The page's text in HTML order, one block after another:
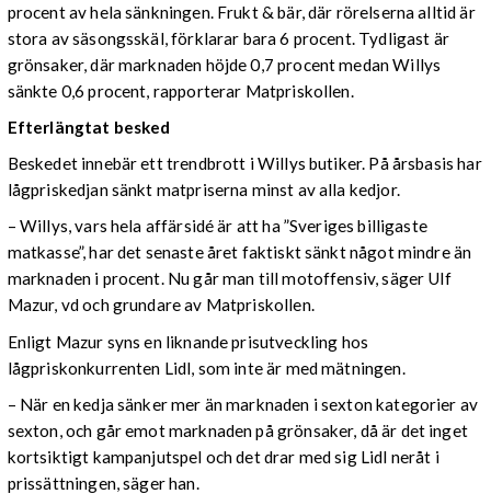
procent av hela sänkningen. Frukt & bär, där rörelserna alltid är
stora av säsongsskäl, förklarar bara 6 procent. Tydligast är
grönsaker, där marknaden höjde 0,7 procent medan Willys
sänkte 0,6 procent, rapporterar Matpriskollen.
Efterlängtat besked
Beskedet innebär ett trendbrott i Willys butiker. På årsbasis har
lågpriskedjan sänkt matpriserna minst av alla kedjor.
– Willys, vars hela affärsidé är att ha ”Sveriges billigaste
matkasse”, har det senaste året faktiskt sänkt något mindre än
marknaden i procent. Nu går man till motoffensiv, säger Ulf
Mazur, vd och grundare av Matpriskollen.
Enligt Mazur syns en liknande prisutveckling hos
lågpriskonkurrenten Lidl, som inte är med mätningen.
– När en kedja sänker mer än marknaden i sexton kategorier av
sexton, och går emot marknaden på grönsaker, då är det inget
kortsiktigt kampanjutspel och det drar med sig Lidl neråt i
prissättningen, säger han.